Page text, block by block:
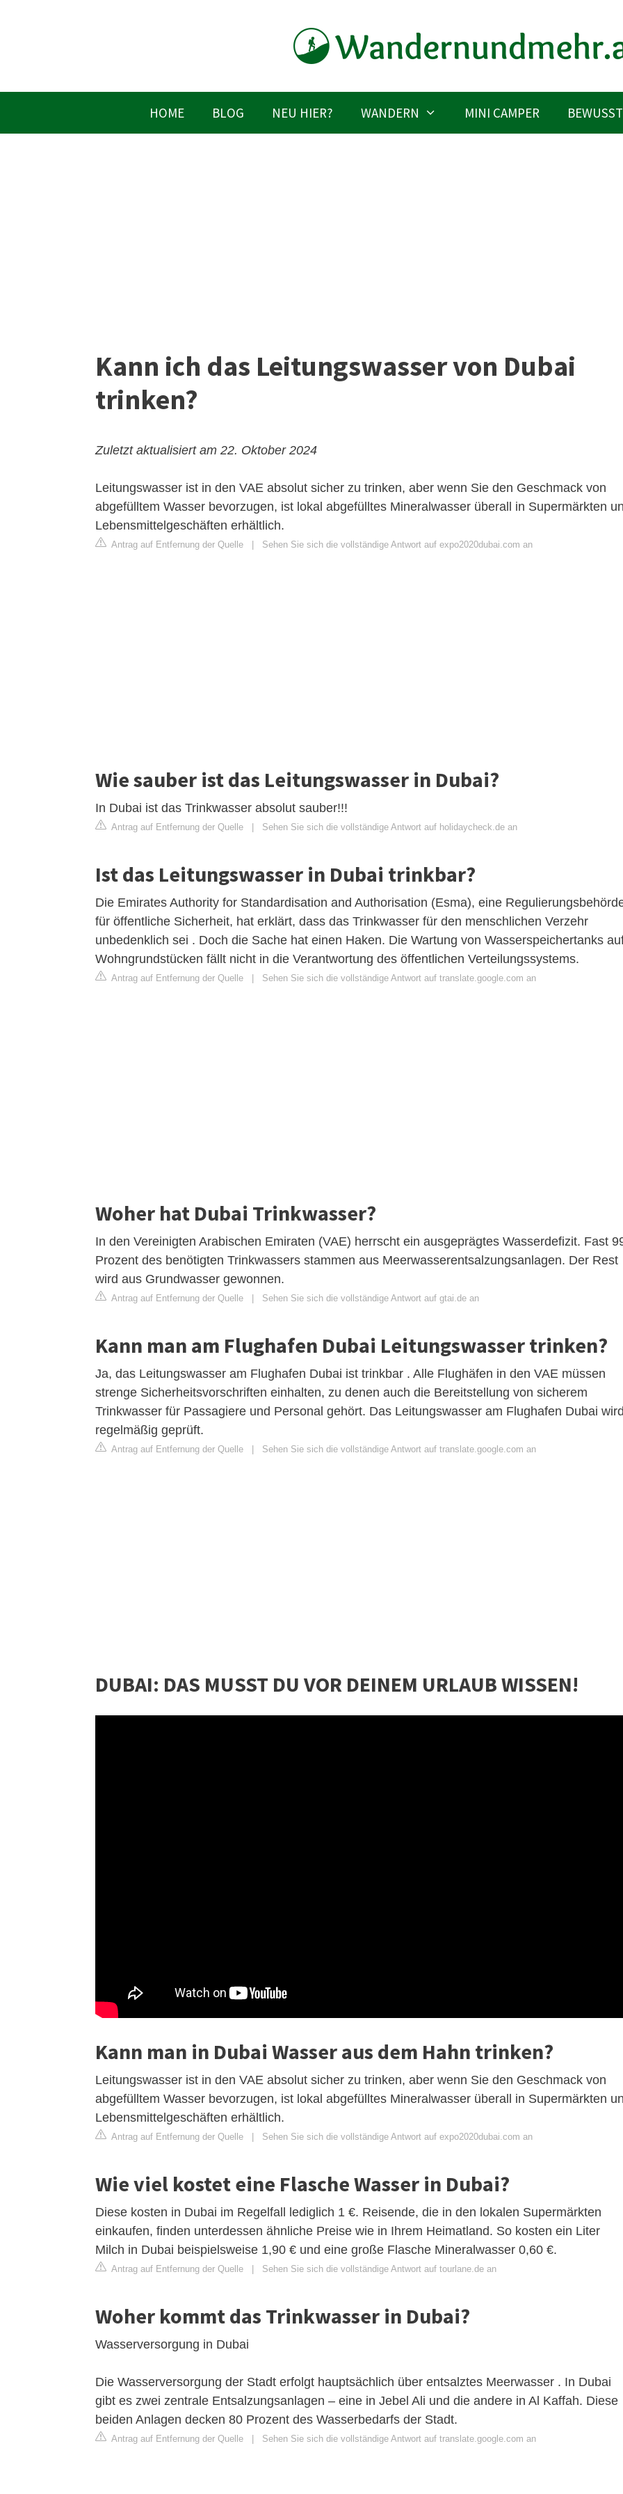
HOME BLOG NEU HIER? WANDERN MINI CAMPER
Kann ich das Leitungswasser von Dubai
trinken?
Zuletzt aktualisiert am 22. Oktober 2024
Leitungswasser ist in den VAE absolut sicher zu trinken, aber wenn Sie den Geschmack von
abgefülltem Wasser bevorzugen, ist lokal abgefülltes Mineralwasser überall in Supermärkten
Lebensmittelgeschäften erhältlich.
Antrag auf Entfernung der Quelle Sehen Sie sich die vollständige Antwort auf expo2020dubai.com an
Wie sauber ist das Leitungswasser in Dubai?
In Dubai ist das Trinkwasser absolut sauber!!!
Antrag auf Entfernung der Quelle Sehen Sie sich die vollständige Antwort auf holidaycheck.de an
Ist das Leitungswasser in Dubai trinkbar?
Die Emirates Authority for Standardisation and Authorisation (Esma), eine
für öffentliche Sicherheit, hat erklärt, dass das Trinkwasser für den menschlichen Verzehr
unbedenklich sei . Doch die Sache hat einen Haken. Die Wartung von Wasserspeichertanks
Wohngrundstücken fällt nicht in die Verantwortung des öffentlichen Verteilungssystems.
Antrag auf Entfernung der Quelle Sehen Sie sich die vollständige Antwort auf translate.google.com an
Woher hat Dubai Trinkwasser?
In den Vereinigten Arabischen Emiraten (VAE) herrscht ein ausgeprägtes Wasserdefizit. Fast
Prozent des benötigten Trinkwassers stammen aus Meerwasserentsalzungsanlagen. Der Rest
wird aus Grundwasser gewonnen.
Antrag auf Entfernung der Quelle Sehen Sie sich die vollständige Antwort auf gtai.de an
Kann man am Flughafen Dubai Leitungswasser trinken?
Ja, das Leitungswasser am Flughafen Dubai ist trinkbar . Alle Flughäfen in den VAE müssen
strenge Sicherheitsvorschriften einhalten, zu denen auch die Bereitstellung von sicherem
Trinkwasser für Passagiere und Personal gehört. Das Leitungswasser am Flughafen Dubai
regelmäßig geprüft.
Antrag auf Entfernung der Quelle Sehen Sie sich die vollständige Antwort auf translate.google.com an
DUBAI: DAS MUSST DU VOR DEINEM URLAUB WISSEN!
Kann man in Dubai Wasser aus dem Hahn trinken?
Leitungswasser ist in den VAE absolut sicher zu trinken, aber wenn Sie den Geschmack von
abgefülltem Wasser bevorzugen, ist lokal abgefülltes Mineralwasser überall in Supermärkten
Lebensmittelgeschäften erhältlich.
Antrag auf Entfernung der Quelle | Sehen Sie sich die vollständige Antwort auf expo2020dubai.com an
Wie viel kostet eine Flasche Wasser in Dubai?
Diese kosten in Dubai im Regelfall lediglich 1 €. Reisende, die in den lokalen Supermärkten
einkaufen, finden unterdessen ähnliche Preise wie in Ihrem Heimatland. So kosten ein Liter
Milch in Dubai beispielsweise 1,90 € und eine große Flasche Mineralwasser 0,60 €.
Antrag auf Entfernung der Quelle | Sehen Sie sich die vollständige Antwort auf tourlane.de an
Woher kommt das Trinkwasser in Dubai?
Wasserversorgung in Dubai
Die Wasserversorgung der Stadt erfolgt hauptsächlich über entsalztes Meerwasser . In Dubai
gibt es zwei zentrale Entsalzungsanlagen – eine in Jebel Ali und die andere in Al Kaffah. Diese
beiden Anlagen decken 80 Prozent des Wasserbedarfs der Stadt.
Antrag auf Entfernung der Quelle | Sehen Sie sich die vollständige Antwort auf translate.google.com an